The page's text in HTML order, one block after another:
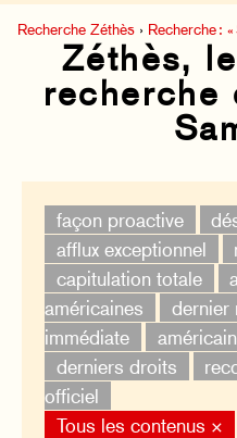
Recherche Zéthès › Recherche : «
Zéthès,
recherche
façon proactive
afflux exceptionnel
capitulation totale
américaines
dernier
immédiate
derniers droits
officiel
Tous les contenus ×